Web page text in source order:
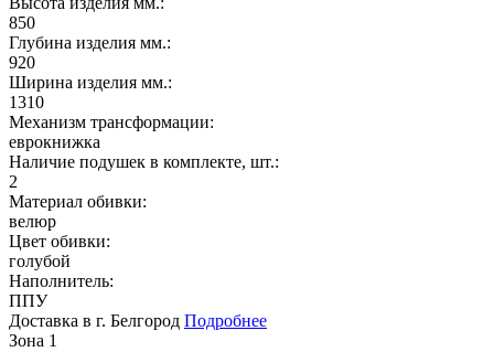
850
Глубина изделия мм.:
920
Ширина изделия мм.:
1310
Механизм трансформации:
еврокнижка
Наличие подушек в комплекте, шт.:
2
Материал обивки:
велюр
Цвет обивки:
голубой
Наполнитель:
ППУ
Доставка в г. Белгород Подробнее
Зона 1